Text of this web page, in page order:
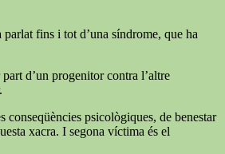
fins i tot d’una síndrome, que ha
d’un progenitor contra l’altre
psicològiques, de benestar
xacra. I segona víctima és el